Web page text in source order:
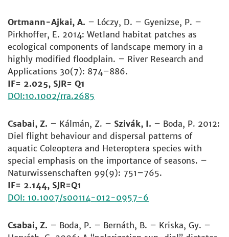
Ortmann-Ajkai, A. – Lóczy, D. – Gyenizse, P. –
Pirkhoffer, E. 2014: Wetland habitat patches as
ecological components of landscape memory in a
highly modified floodplain. – River Research and
Applications 30(7): 874–886.
IF= 2.025, SJR= Q1
DOI:10.1002/rra.2685
Csabai, Z. – Kálmán, Z. – Szivák, I. – Boda, P. 2012:
Diel flight behaviour and dispersal patterns of
aquatic Coleoptera and Heteroptera species with
special emphasis on the importance of seasons. –
Naturwissenschaften 99(9): 751–765.
IF= 2.144, SJR=Q1
DOI: 10.1007/s00114-012-0957-6
Csabai, Z. – Boda, P. – Bernáth, B. – Kriska, Gy. –